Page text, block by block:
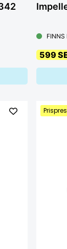
FINNS
599